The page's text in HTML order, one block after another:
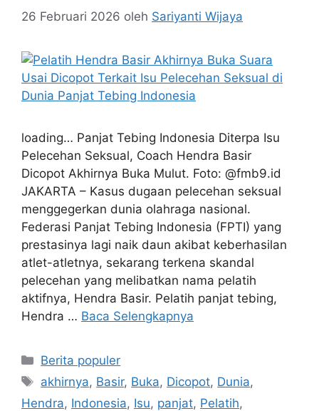
26 Februari 2026 oleh Sariyanti Wijaya
loading… Panjat Tebing Indonesia Diterpa Isu
Pelecehan Seksual, Coach Hendra Basir
Dicopot Akhirnya Buka Mulut. Foto: @fmb9.id
JAKARTA – Kasus dugaan pelecehan seksual
menggegerkan dunia olahraga nasional.
Federasi Panjat Tebing Indonesia (FPTI) yang
prestasinya lagi naik daun akibat keberhasilan
atlet-atletnya, sekarang terkena skandal
pelecehan yang melibatkan nama pelatih
aktifnya, Hendra Basir. Pelatih panjat tebing,
Hendra … Baca Selengkapnya
Kategori
Berita populer
Tag
akhirnya, Basir, Buka, Dicopot, Dunia,
Hendra, Indonesia, Isu, panjat, Pelatih,